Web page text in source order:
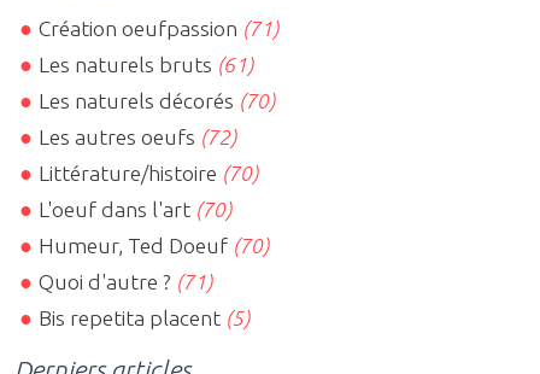
Création oeufpassion (71)
Les naturels bruts (61)
Les naturels décorés (70)
Les autres oeufs (72)
Littérature/histoire (70)
L'oeuf dans l'art (70)
Humeur, Ted Doeuf (70)
Quoi d'autre ? (71)
Bis repetita placent (5)